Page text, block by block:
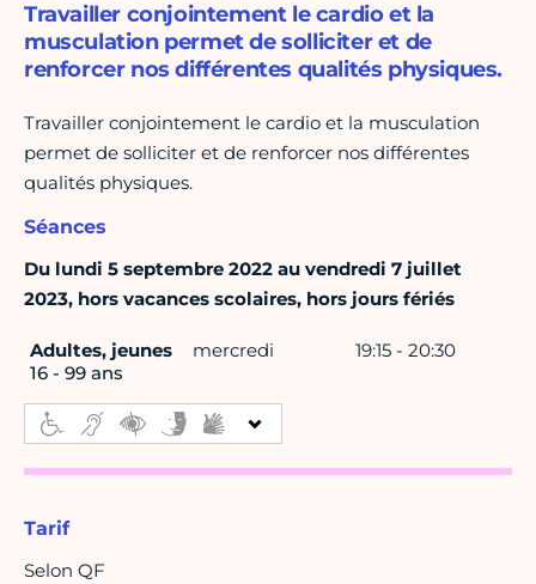
Travailler conjointement le cardio et la
musculation permet de solliciter et de
renforcer nos différentes qualités physiques.
Travailler conjointement le cardio et la musculation
permet de solliciter et de renforcer nos différentes
qualités physiques.
Séances
Du lundi 5 septembre 2022 au vendredi 7 juillet
2023, hors vacances scolaires, hors jours fériés
Adultes, jeunes
16 - 99 ans
mercredi 19:15 - 20:30
Tarif
Selon QF